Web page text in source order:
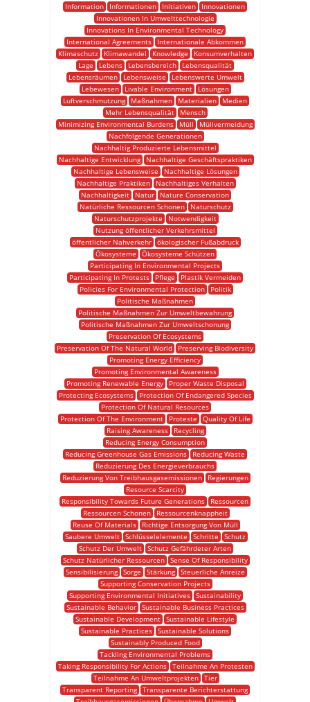
Information
Informationen Initiativen
Innovationen
Innovationen In Umwelttechnologie
Innovations In Environmental Technology
International Agreements
Internationale Abkommen
Klimaschutz
Klimawandel Knowledge
Konsumverhalten
Lage
Lebens Lebensbereich
Lebensqualität
Lebensräumen
Lebensweise
Lebenswerte Umwelt
Lebewesen
Livable Environment
Lösungen
Luftverschmutzung
Maßnahmen Materialien
Medien
Mehr Lebensqualität
Mensch
Minimizing Environmental Burdens
Müll
Müllvermeidung
Nachfolgende Generationen
Nachhaltig Produzierte Lebensmittel
Nachhaltige Entwicklung
Nachhaltige Geschäftspraktiken
Nachhaltige Lebensweise
Nachhaltige Lösungen
Nachhaltige Praktiken
Nachhaltiges Verhalten
Nachhaltigkeit
Natur
Nature Conservation
Natürliche Ressourcen Schonen
Naturschutz
Naturschutzprojekte
Notwendigkeit
Nutzung öffentlicher Verkehrsmittel
öffentlicher Nahverkehr
ökologischer Fußabdruck
Ökosysteme
Ökosysteme Schützen
Participating In Environmental Projects
Participating In Protests
Pflege
Plastik Vermeiden
Policies For Environmental Protection
Politik
Politische Maßnahmen
Politische Maßnahmen Zur Umweltbewahrung
Politische Maßnahmen Zur Umweltschonung
Preservation Of Ecosystems
Preservation Of The Natural World
Preserving Biodiversity
Promoting Energy Efficiency
Promoting Environmental Awareness
Promoting Renewable Energy
Proper Waste Disposal
Protecting Ecosystems
Protection Of Endangered Species
Protection Of Natural Resources
Protection Of The Environment
Proteste
Quality Of Life
Raising Awareness
Recycling
Reducing Energy Consumption
Reducing Greenhouse Gas Emissions
Reducing Waste
Reduzierung Des Energieverbrauchs
Reduzierung Von Treibhausgasemissionen
Regierungen
Resource Scarcity
Responsibility Towards Future Generations
Ressourcen
Ressourcen Schonen
Ressourcenknappheit
Reuse Of Materials
Richtige Entsorgung Von Müll
Saubere Umwelt
Schlüsselelemente Schritte
Schutz
Schutz Der Umwelt Schutz Gefährdeter Arten
Schutz Natürlicher Ressourcen
Sense Of Responsibility
Sensibilisierung
Sorge Stärkung
Steuerliche Anreize
Supporting Conservation Projects
Supporting Environmental Initiatives Sustainability
Sustainable Behavior
Sustainable Business Practices
Sustainable Development Sustainable Lifestyle
Sustainable Practices Sustainable Solutions
Sustainably Produced Food
Tackling Environmental Problems
Taking Responsibility For Actions
Teilnahme An Protesten
Teilnahme An Umweltprojekten
Tier
Transparent Reporting Transparente Berichterstattung